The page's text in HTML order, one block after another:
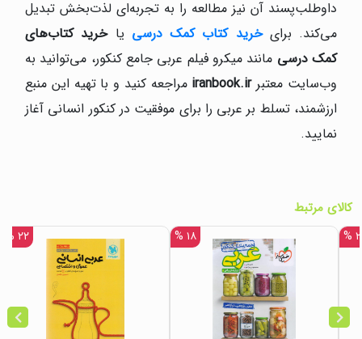
داوطلب‌پسند آن نیز مطالعه را به تجربه‌ای لذت‌بخش تبدیل
می‌کند. برایخرید کتاب کمک درسی یاخرید کتاب‌های
کمک درسی مانند میکرو فیلم عربی جامع کنکور، می‌توانید به
وب‌سایت معتبرiranbook.ir مراجعه کنید و با تهیه این منبع
ارزشمند، تسلط بر عربی را برای موفقیت در کنکور انسانی آغاز
نمایید.
کالای مرتبط
% ۱۸ % ۲۲ %